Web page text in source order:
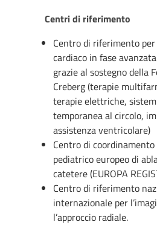
Centri di riferimento
Centro di riferimento per
cardiaco in fase
grazie al sostegno della
Creberg (terapie
terapie elettriche,
temporanea al circolo,
assistenza ventricolare)
Centro di
pediatrico europeo di
catetere (EUROPA
Centro di riferimento
internazionale per
l’approccio radiale.